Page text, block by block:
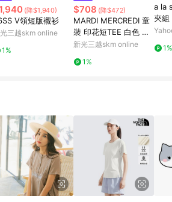
(降$1,940)
V領短版襯衫
三越skm online
1%
$708 (降$472)
MARDI MERCREDI 童
裝 印花短TEE 白色 藍
玫瑰 剪裁 KIDS CROP
SE
新光三越skm online
1%
a la
夾組
1%